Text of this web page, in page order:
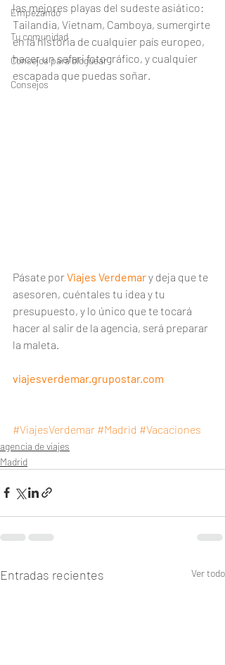
Empezando
Tu comunidad
Consejos para bloguear
Consejos
las mejores playas del sudeste asiático:
Tailandia, Vietnam, Camboya, sumergirte
en la historia de cualquier país europeo,
hacer un safari fotográfico, y cualquier
escapada que puedas soñar.
Pásate por Viajes Verdemar y deja que te
asesoren, cuéntales tu idea y tu
presupuesto, y lo único que te tocará
hacer al salir de la agencia, será preparar
la maleta.
viajesverdemar.grupostar.com
#ViajesVerdemar #Madrid #Vacaciones
agencia de viajes
Madrid
Entradas recientes Ver todo